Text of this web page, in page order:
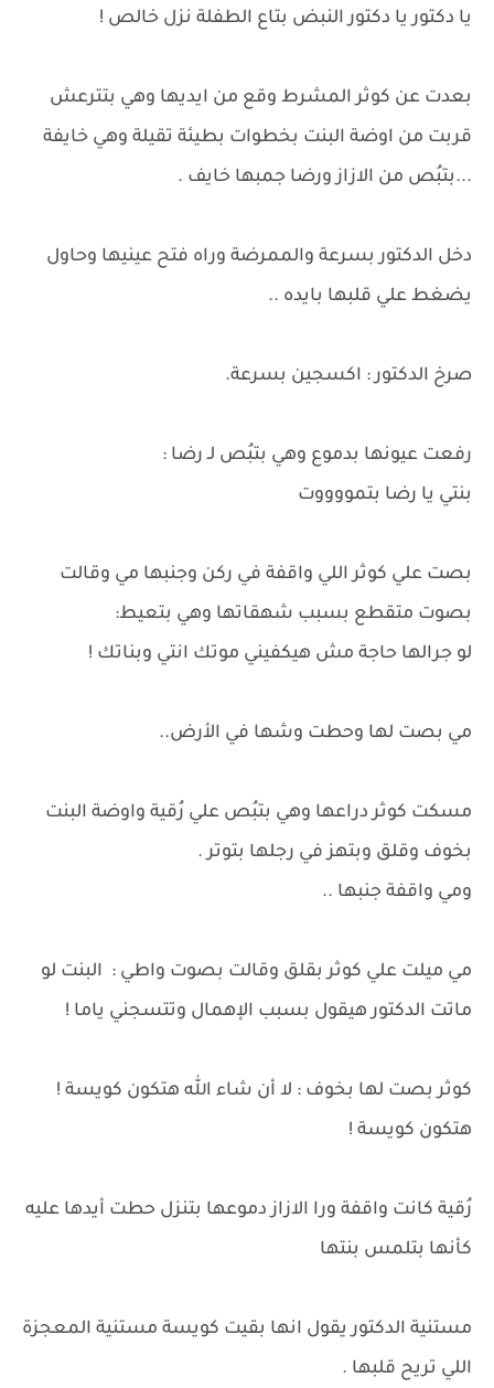
يا دكتور يا دكتور النبض بتاع الطفلة نزل خالص !
بعدت عن كوثر المشرط وقع من ايديها وهي بتترعش
قربت من اوضة البنت بخطوات بطيئة تقيلة وهي خايفة
...بتبُص من الازاز ورضا جمبها خايف .
دخل الدكتور بسرعة والممرضة وراه فتح عينيها وحاول
يضغط علي قلبها بايده ..
صرخ الدكتور : اكسجين بسرعة.
رفعت عيونها بدموع وهي بتبُص لـ رضا :
بنتي يا رضا بتمووووت
بصت علي كوثر اللي واقفة في ركن وجنبها مي وقالت
بصوت متقطع بسبب شهقاتها وهي بتعيط:
لو جرالها حاجة مش هيكفيني موتك انتي وبناتك !
مي بصت لها وحطت وشها في الأرض..
مسكت كوثر دراعها وهي بتبُص علي رُقية واوضة البنت
بخوف وقلق وبتهز في رجلها بتوتر .
ومي واقفة جنبها ..
مي ميلت علي كوثر بقلق وقالت بصوت واطي : البنت لو
ماتت الدكتور هيقول بسبب الإهمال وتتسجني ياما !
كوثر بصت لها بخوف : لا أن شاء الله هتكون كويسة !
هتكون كويسة !
رُقية كانت واقفة ورا الازاز دموعها بتنزل حطت أيدها عليه
كأنها بتلمس بنتها
مستنية الدكتور يقول انها بقيت كويسة مستنية المعجزة
اللي تريح قلبها .